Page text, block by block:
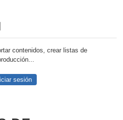
contenidos, crear listas de
sesión